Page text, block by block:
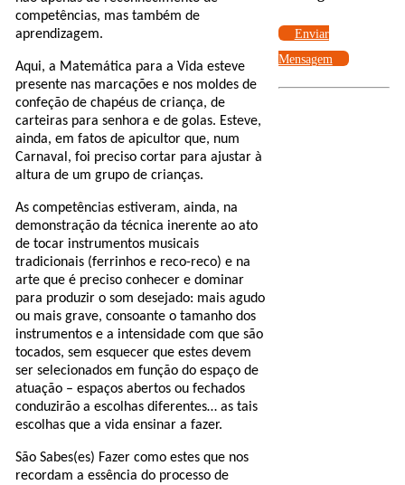
competências, mas também de
aprendizagem.
Aqui, a Matemática para a Vida esteve
presente nas marcações e nos moldes de
confeção de chapéus de criança, de
carteiras para senhora e de golas. Esteve,
ainda, em fatos de apicultor que, num
Carnaval, foi preciso cortar para ajustar à
altura de um grupo de crianças.
As competências estiveram, ainda, na
demonstração da técnica inerente ao ato
de tocar instrumentos musicais
tradicionais (ferrinhos e reco-reco) e na
arte que é preciso conhecer e dominar
para produzir o som desejado: mais agudo
ou mais grave, consoante o tamanho dos
instrumentos e a intensidade com que são
tocados, sem esquecer que estes devem
ser selecionados em função do espaço de
atuação – espaços abertos ou fechados
conduzirão a escolhas diferentes… as tais
escolhas que a vida ensinar a fazer.
São Sabes(es) Fazer como estes que nos
recordam a essência do processo de
Enviar
Mensagem